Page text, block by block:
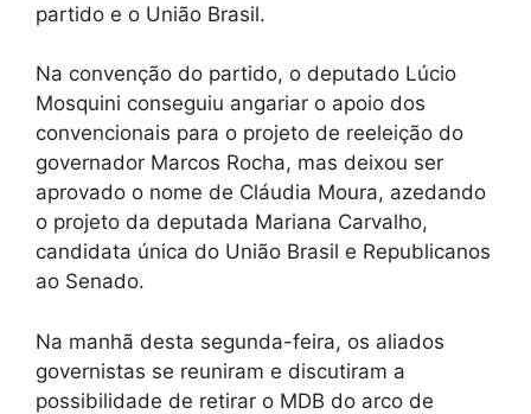
partido e o União Brasil.
Na convenção do partido, o deputado Lúcio
Mosquini conseguiu angariar o apoio dos
convencionais para o projeto de reeleição do
governador Marcos Rocha, mas deixou ser
aprovado o nome de Cláudia Moura, azedando
o projeto da deputada Mariana Carvalho,
candidata única do União Brasil e Republicanos
ao Senado.
Na manhã desta segunda-feira, os aliados
governistas se reuniram e discutiram a
possibilidade de retirar o MDB do arco de